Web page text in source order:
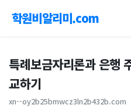
학원비알리미.com
특례보금자리론과 은행
교하기
xn--oy2b25bmwcz3ln2b432b.com